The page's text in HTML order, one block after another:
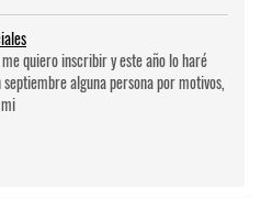
quiero inscribir y este año lo haré
alguna persona por motivos,